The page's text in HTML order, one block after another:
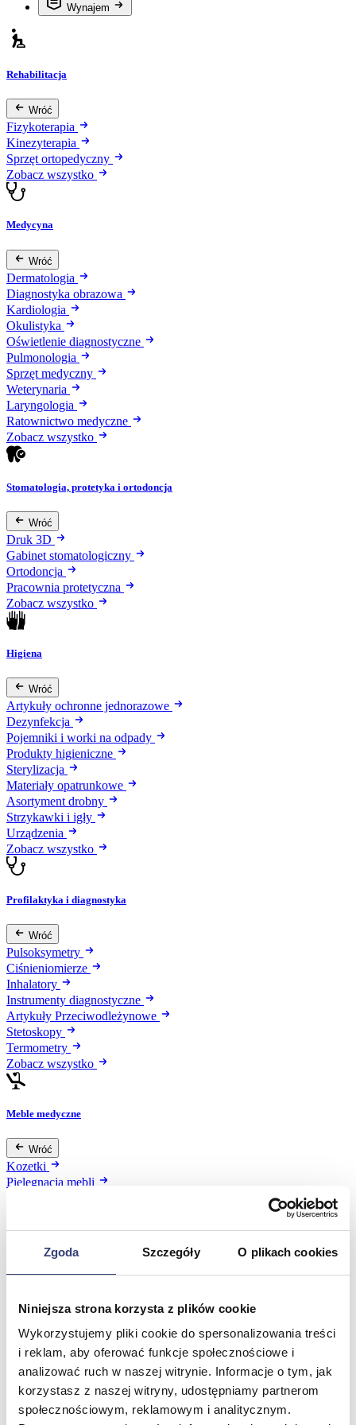
Zgoda Szczegóły O plikach cookies
Niniejsza strona korzysta z plików cookie
Wykorzystujemy pliki cookie do spersonalizowania treści
i reklam, aby oferować funkcje społecznościowe i
analizować ruch w naszej witrynie. Informacje o tym, jak
korzystasz z naszej witryny, udostępniamy partnerom
społecznościowym, reklamowym i analitycznym.
Wynajem
Rehabilitacja
Wróć
Fizykoterapia
Kinezyterapia
Sprzęt ortopedyczny
Zobacz wszystko
Medycyna
Wróć
Dermatologia
Diagnostyka obrazowa
Kardiologia
Okulistyka
Oświetlenie diagnostyczne
Pulmonologia
Sprzęt medyczny
Weterynaria
Laryngologia
Ratownictwo medyczne
Zobacz wszystko
Stomatologia, protetyka i ortodoncja
Wróć
Druk 3D
Gabinet stomatologiczny
Ortodoncja
Pracownia protetyczna
Zobacz wszystko
Higiena
Wróć
Artykuły ochronne jednorazowe
Dezynfekcja
Pojemniki i worki na odpady
Produkty higieniczne
Sterylizacja
Materiały opatrunkowe
Asortyment drobny
Strzykawki i igły
Urządzenia
Zobacz wszystko
Profilaktyka i diagnostyka
Wróć
Pulsoksymetry
Ciśnieniomierze
Inhalatory
Instrumenty diagnostyczne
Artykuły Przeciwodleżynowe
Stetoskopy
Termometry
Zobacz wszystko
Meble medyczne
Wróć
Kozetki
Pielęgnacja mebli
Parawany
Zobacz wszystko
Spa & Wellness
Wróć
Fotele do masażu
Urządzenia
Zdrowie i uroda
Zobacz wszystko